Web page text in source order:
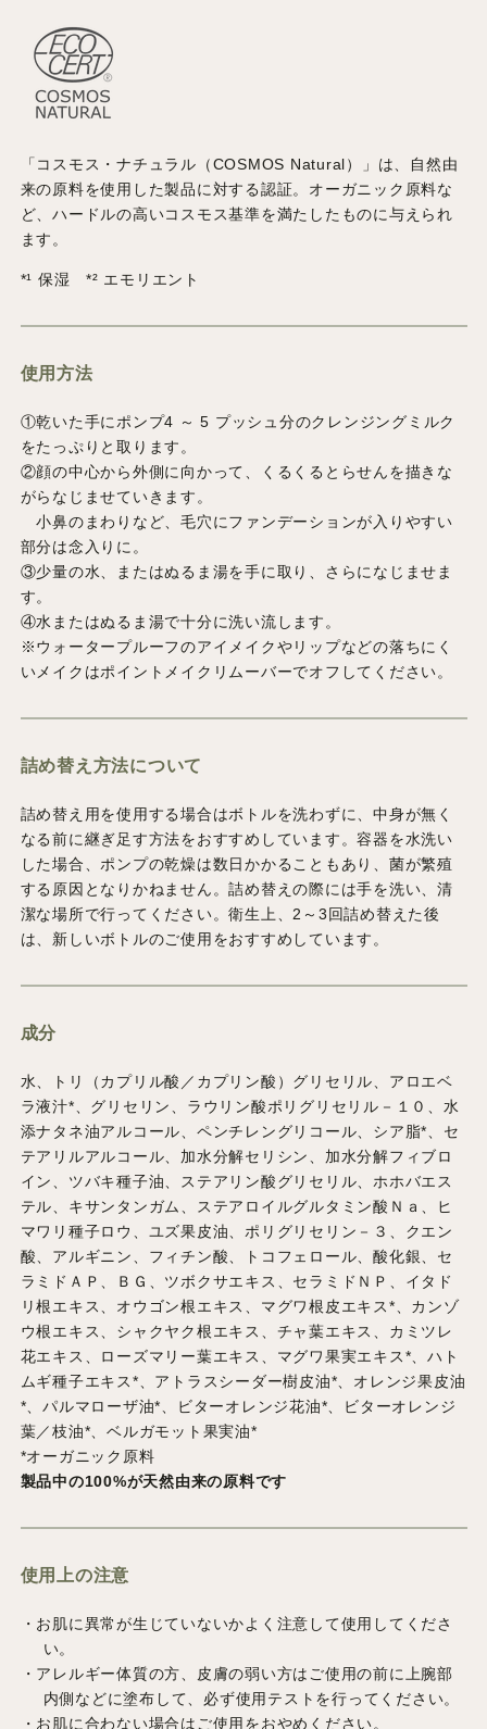
「コスモス・ナチュラル（COSMOS Natural）」は、自然由
来の原料を使用した製品に対する認証。オーガニック原料な
ど、ハードルの高いコスモス基準を満たしたものに与えられ
ます。
*¹ 保湿 *² エモリエント
使用方法
①乾いた手にポンプ4 ～ 5 プッシュ分のクレンジングミルク
をたっぷりと取ります。
②顔の中心から外側に向かって、くるくるとらせんを描きな
がらなじませていきます。
小鼻のまわりなど、毛穴にファンデーションが入りやすい
部分は念入りに。
③少量の水、またはぬるま湯を手に取り、さらになじませま
す。
④水またはぬるま湯で十分に洗い流します。
※ウォータープルーフのアイメイクやリップなどの落ちにく
いメイクはポイントメイクリムーバーでオフしてください。
詰め替え方法について
詰め替え用を使用する場合はボトルを洗わずに、中身が無く
なる前に継ぎ足す方法をおすすめしています。容器を水洗い
した場合、ポンプの乾燥は数日かかることもあり、菌が繁殖
する原因となりかねません。詰め替えの際には手を洗い、清
潔な場所で行ってください。衛生上、2～3回詰め替えた後
は、新しいボトルのご使用をおすすめしています。
成分
水、トリ（カプリル酸／カプリン酸）グリセリル、アロエベ
ラ液汁*、グリセリン、ラウリン酸ポリグリセリル－１０、水
添ナタネ油アルコール、ペンチレングリコール、シア脂*、セ
テアリルアルコール、加水分解セリシン、加水分解フィブロ
イン、ツバキ種子油、ステアリン酸グリセリル、ホホバエス
テル、キサンタンガム、ステアロイルグルタミン酸Ｎａ、ヒ
マワリ種子ロウ、ユズ果皮油、ポリグリセリン－３、クエン
酸、アルギニン、フィチン酸、トコフェロール、酸化銀、セ
ラミドＡＰ、ＢＧ、ツボクサエキス、セラミドＮＰ、イタド
リ根エキス、オウゴン根エキス、マグワ根皮エキス*、カンゾ
ウ根エキス、シャクヤク根エキス、チャ葉エキス、カミツレ
花エキス、ローズマリー葉エキス、マグワ果実エキス*、ハト
ムギ種子エキス*、アトラスシーダー樹皮油*、オレンジ果皮油
*、パルマローザ油*、ビターオレンジ花油*、ビターオレンジ
葉／枝油*、ベルガモット果実油*
*オーガニック原料
製品中の100%が天然由来の原料です
使用上の注意
・お肌に異常が生じていないかよく注意して使用してくださ
い。
・アレルギー体質の方、皮膚の弱い方はご使用の前に上腕部
内側などに塗布して、必ず使用テストを行ってください。
・お肌に合わない場合はご使用をおやめください。